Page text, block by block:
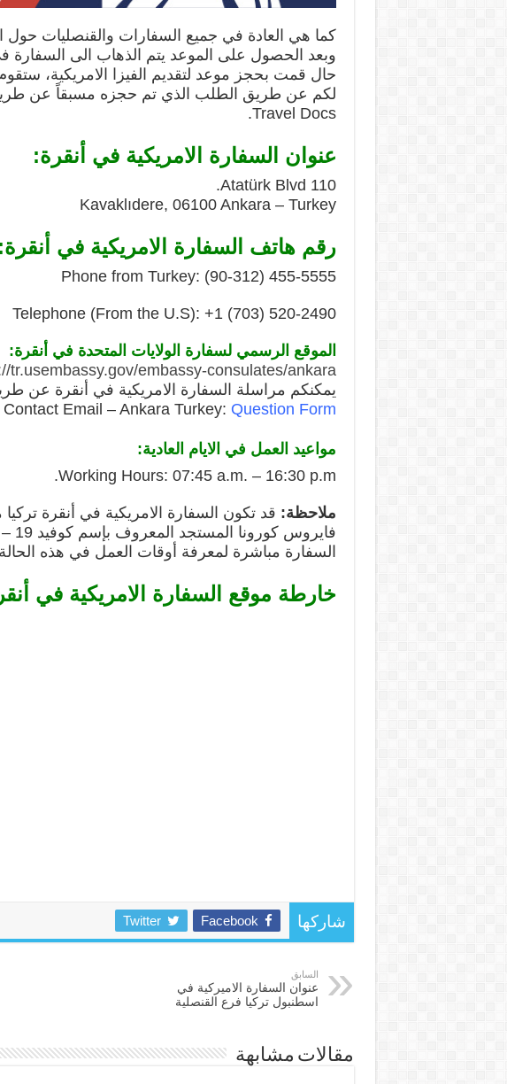
كما هي العادة في جميع السفارات والقنصليات حول
وبعد الحصول على الموعد يتم الذهاب الى السفارة
حال قمت بحجز موعد لتقديم الفيزا الامريكية،
Travel Docs.
عنوان السفارة الامريكية في أنقرة:
110 Atatürk Blvd.
Kavaklıdere, 06100 Ankara – Turkey
رقم هاتف السفارة الامريكية في أنقرة:
Phone from Turkey: (90-312) 455-5555
Telephone (From the U.S): +1 (703) 520-2490
الموقع الرسمي لسفارة الولايات المتحدة في أنقرة:
tr.usembassy.gov/embassy-consulates/ankara
يمكنكم مراسلة السفارة الامريكية في أنقرة عن
Email – Ankara Turkey: Question Form
مواعيد العمل في الايام العادية:
Working Hours: 07:45 a.m. – 16:30 p.m.
ملاحظة: قد تكون السفارة الامريكية في أنقرة تركيا
السفارة مباشرة لمعرفة أوقات العمل في هذه
خارطة موقع السفارة الامريكية في
شاركها Facebook
Twitter
السابق
عنوان السفارة الاميركية في
اسطنبول تركيا فرع القنصلية
مقالات مشابهة